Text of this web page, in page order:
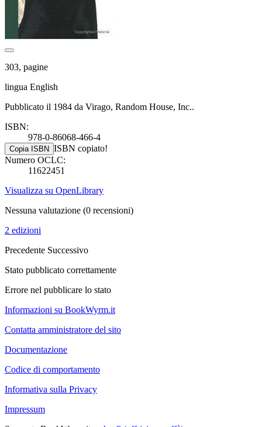
303, pagine
lingua English
Pubblicato il 1984 da Virago, Random House, Inc..
ISBN:
978-0-86068-466-4
Copia ISBN ISBN copiato!
Numero OCLC:
11622451
Visualizza su OpenLibrary
Nessuna valutazione (0 recensioni)
2 edizioni
Precedente Successivo
Stato pubblicato correttamente
Errore nel pubblicare lo stato
Informazioni su BookWyrm.it
Contatta amministratore del sito
Documentazione
Codice di comportamento
Informativa sulla Privacy
Impressum